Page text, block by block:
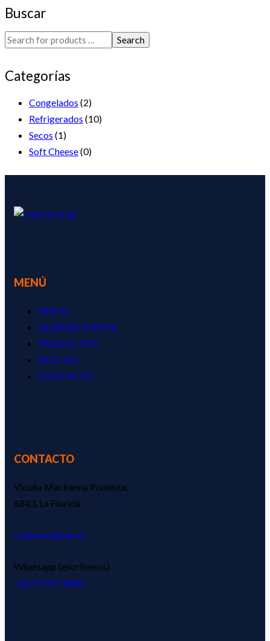
Buscar
Search
Categorías
Congelados (2)
Refrigerados (10)
Secos (1)
Soft Cheese(0)
MENÚ
INICIO
QUIENES SOMOS
PRODUCTOS
RECETAS
CONTACTO
CONTACTO
Vicuña Mackenna Poniente,
6843, La Florida.
contacto@odn.cl
Whatsapp (escríbenos)
‪+56 9 7377 6843‬